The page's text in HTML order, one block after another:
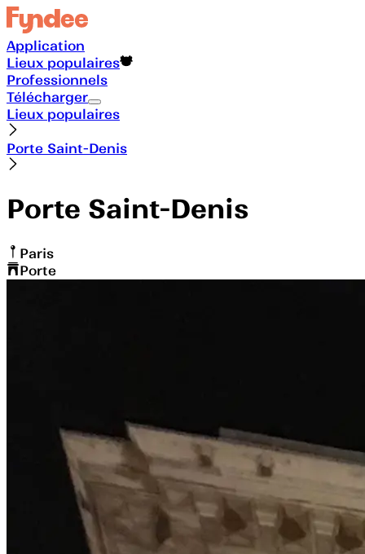
Application
Lieux populaires
Professionnels
Télécharger
Lieux populaires
Porte Saint-Denis
Porte Saint-Denis
Paris
Porte